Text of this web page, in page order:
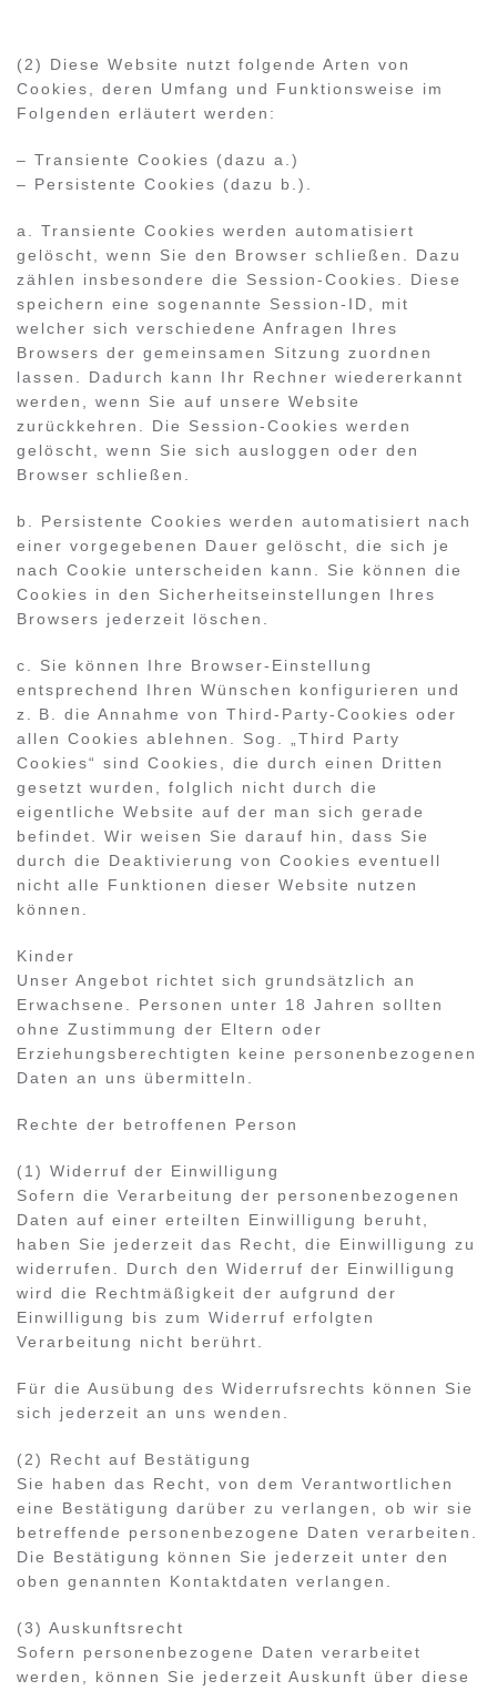
(2) Diese Website nutzt folgende Arten von
Cookies, deren Umfang und Funktionsweise im
Folgenden erläutert werden:
– Transiente Cookies (dazu a.)
– Persistente Cookies (dazu b.).
a. Transiente Cookies werden automatisiert
gelöscht, wenn Sie den Browser schließen. Dazu
zählen insbesondere die Session-Cookies. Diese
speichern eine sogenannte Session-ID, mit
welcher sich verschiedene Anfragen Ihres
Browsers der gemeinsamen Sitzung zuordnen
lassen. Dadurch kann Ihr Rechner wiedererkannt
werden, wenn Sie auf unsere Website
zurückkehren. Die Session-Cookies werden
gelöscht, wenn Sie sich ausloggen oder den
Browser schließen.
b. Persistente Cookies werden automatisiert nach
einer vorgegebenen Dauer gelöscht, die sich je
nach Cookie unterscheiden kann. Sie können die
Cookies in den Sicherheitseinstellungen Ihres
Browsers jederzeit löschen.
c. Sie können Ihre Browser-Einstellung
entsprechend Ihren Wünschen konfigurieren und
z. B. die Annahme von Third-Party-Cookies oder
allen Cookies ablehnen. Sog. „Third Party
Cookies“ sind Cookies, die durch einen Dritten
gesetzt wurden, folglich nicht durch die
eigentliche Website auf der man sich gerade
befindet. Wir weisen Sie darauf hin, dass Sie
durch die Deaktivierung von Cookies eventuell
nicht alle Funktionen dieser Website nutzen
können.
Kinder
Unser Angebot richtet sich grundsätzlich an
Erwachsene. Personen unter 18 Jahren sollten
ohne Zustimmung der Eltern oder
Erziehungsberechtigten keine personenbezogenen
Daten an uns übermitteln.
Rechte der betroffenen Person
(1) Widerruf der Einwilligung
Sofern die Verarbeitung der personenbezogenen
Daten auf einer erteilten Einwilligung beruht,
haben Sie jederzeit das Recht, die Einwilligung zu
widerrufen. Durch den Widerruf der Einwilligung
wird die Rechtmäßigkeit der aufgrund der
Einwilligung bis zum Widerruf erfolgten
Verarbeitung nicht berührt.
Für die Ausübung des Widerrufsrechts können Sie
sich jederzeit an uns wenden.
(2) Recht auf Bestätigung
Sie haben das Recht, von dem Verantwortlichen
eine Bestätigung darüber zu verlangen, ob wir sie
betreffende personenbezogene Daten verarbeiten.
Die Bestätigung können Sie jederzeit unter den
oben genannten Kontaktdaten verlangen.
(3) Auskunftsrecht
Sofern personenbezogene Daten verarbeitet
werden, können Sie jederzeit Auskunft über diese